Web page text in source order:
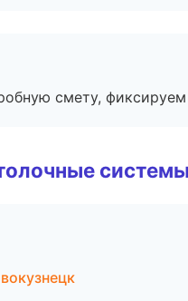
смету,
системы